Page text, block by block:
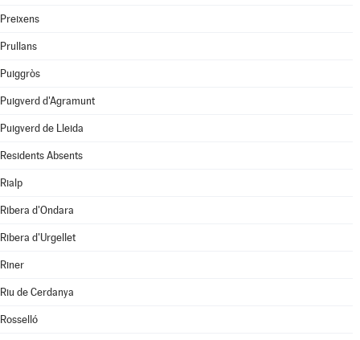
Preixens
Prullans
Puiggròs
Puigverd d'Agramunt
Puigverd de Lleida
Residents Absents
Rialp
Ribera d'Ondara
Ribera d'Urgellet
Riner
Riu de Cerdanya
Rosselló